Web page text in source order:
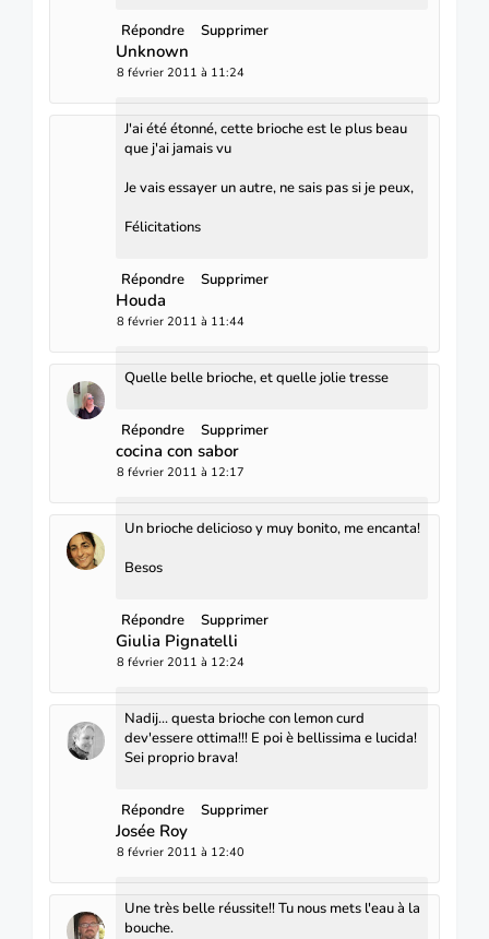
Répondre Supprimer
Unknown
8 février 2011 à 11:24
J'ai été étonné, cette brioche est le plus beau
que j'ai jamais vu
Je vais essayer un autre, ne sais pas si je peux,
Félicitations
Répondre Supprimer
Houda
8 février 2011 à 11:44
Quelle belle brioche, et quelle jolie tresse
Répondre Supprimer
cocina con sabor
8 février 2011 à 12:17
Un brioche delicioso y muy bonito, me encanta!
Besos
Répondre Supprimer
Giulia Pignatelli
8 février 2011 à 12:24
Nadij... questa brioche con lemon curd
dev'essere ottima!!! E poi è bellissima e lucida!
Sei proprio brava!
Répondre Supprimer
Josée Roy
8 février 2011 à 12:40
Une très belle réussite!! Tu nous mets l'eau à la
bouche.